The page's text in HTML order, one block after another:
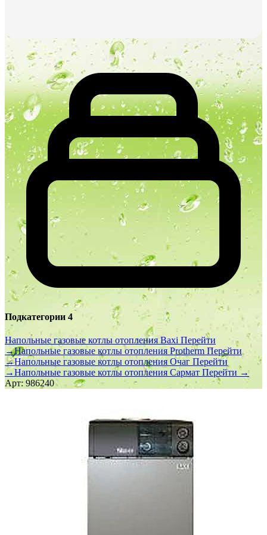
Подкатегории 4
Напольные газовые котлы отопления Baxi Перейти
→Напольные газовые котлы отопления Protherm Перейти
→Напольные газовые котлы отопления Очаг Перейти
→Напольные газовые котлы отопления Сармат Перейти →
Арт: 986240